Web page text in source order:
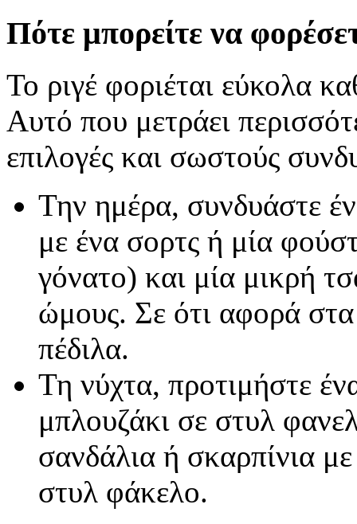
Πότε μπορείτε να
Το ριγέ φοριέται εύκολα
Αυτό που μετράει
επιλογές και σωστούς
Την ημέρα, συνδυάστε
με ένα σορτς ή μία
γόνατο) και μία μικρή
ώμους. Σε ότι αφορά
πέδιλα.
Τη νύχτα, προτιμήστε
μπλουζάκι σε στυλ
σανδάλια ή σκαρπίνια
στυλ φάκελο.